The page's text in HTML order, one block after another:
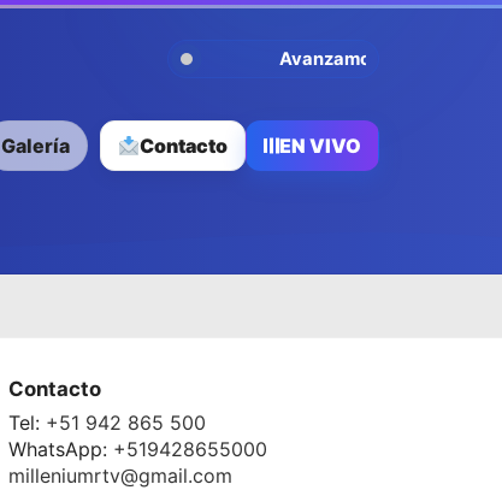
Avanzamos Contigo
Galería Contacto EN VIVO
Contacto
Tel: +51 942 865 500
WhatsApp: +519428655000
milleniumrtv@gmail.com